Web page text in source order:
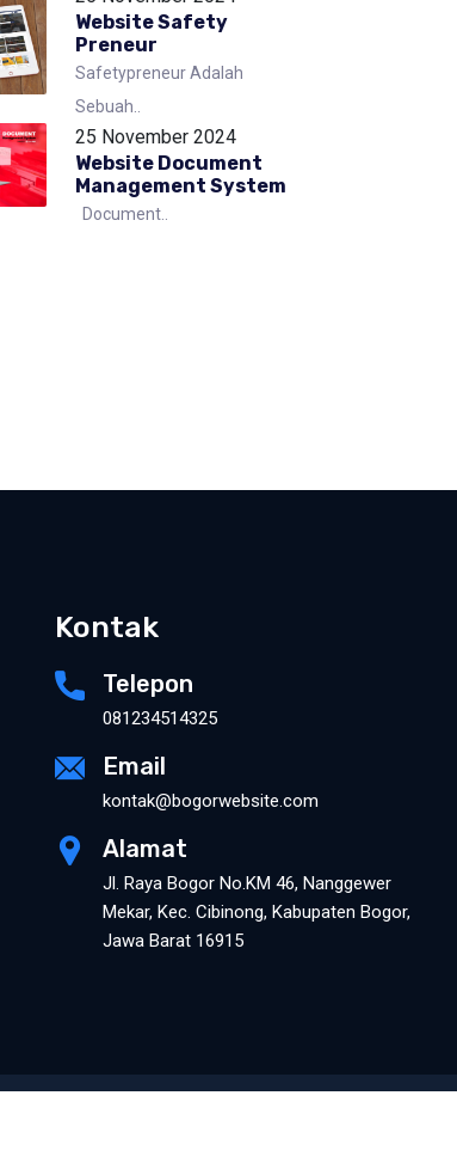
Website Safety
Preneur
Safetypreneur Adalah
Sebuah..
25 November 2024
Website Document
Management System
Document..
Kontak
Telepon
081234514325
Email
kontak@bogorwebsite.com
Alamat
Jl. Raya Bogor No.KM 46, Nanggewer
Mekar, Kec. Cibinong, Kabupaten Bogor,
Jawa Barat 16915